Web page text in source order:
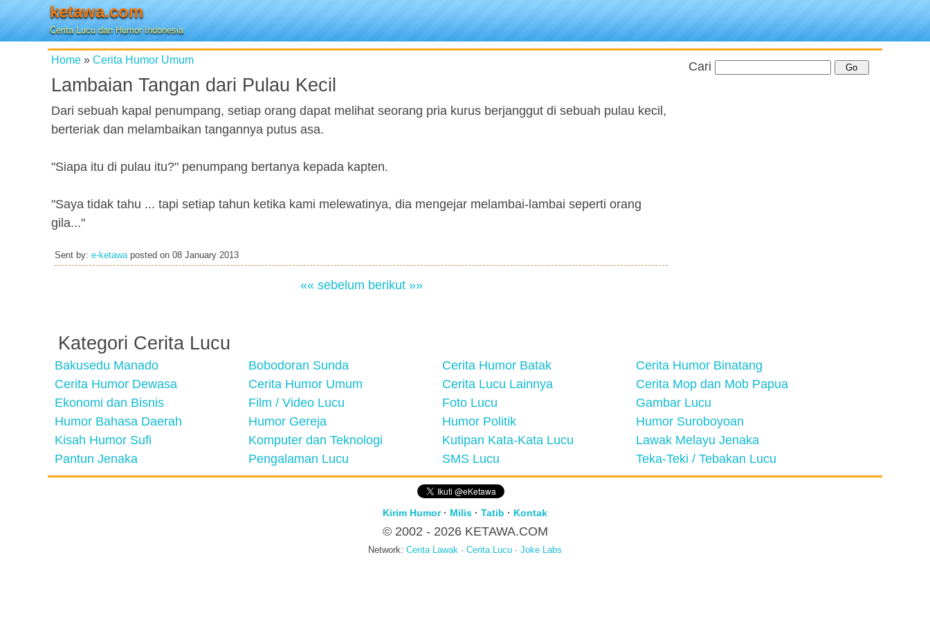
ketawa.com
Cerita Lucu dan Humor Indonesia
Home » Cerita Humor Umum
Lambaian Tangan dari Pulau Kecil
Dari sebuah kapal penumpang, setiap orang dapat melihat seorang pria kurus berjanggut di sebuah pulau kecil,
berteriak dan melambaikan tangannya putus asa.
"Siapa itu di pulau itu?" penumpang bertanya kepada kapten.
"Saya tidak tahu ... tapi setiap tahun ketika kami melewatinya, dia mengejar melambai-lambai seperti orang
gila..."
Sent by: e-ketawaposted on 08 January 2013
«« sebelum berikut »»
Cari
Kategori Cerita Lucu
Bakusedu Manado Bobodoran Sunda Cerita Humor Batak
Cerita Humor Binatang
Cerita Humor Dewasa
Cerita Humor Umum Cerita Lucu Lainnya
Cerita Mop dan Mob Papua
Ekonomi dan Bisnis
Film / Video Lucu Foto Lucu
Gambar Lucu
Humor Bahasa Daerah
Humor Gereja Humor Politik
Humor Suroboyoan
Kisah Humor Sufi
Komputer dan Teknologi Kutipan Kata-Kata Lucu
Lawak Melayu Jenaka
Pantun Jenaka
Pengalaman Lucu SMS Lucu Teka-Teki / Tebakan Lucu
Kirim Humor· Milis · Tatib · Kontak
© 2002 - 2026 KETAWA.COM
Network: Cerita Lawak · Cerita Lucu · Joke Labs